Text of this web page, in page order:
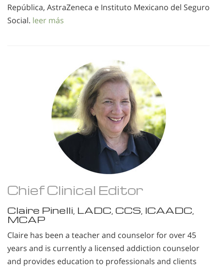
República, AstraZeneca e Instituto Mexicano del Seguro
Social. leer más
Chief Clinical Editor
Claire Pinelli, LADC, CCS, ICAADC,
MCAP
Claire has been a teacher and counselor for over 45
years and is currently a licensed addiction counselor
and provides education to professionals and clients